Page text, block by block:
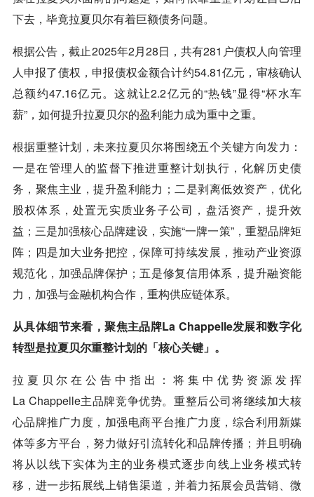
下去，毕竟拉夏贝尔有着巨额债务问题。
根据公告，截止2025年2月28日，共有281户债权人向管理
人申报了债权，申报债权金额合计约54.81亿元，审核确认
总额约47.16亿元。这就让2.2亿元的“热钱”显得“杯水车
薪”，如何提升拉夏贝尔的盈利能力成为重中之重。
根据重整计划，未来拉夏贝尔将围绕五个关键方向发力：
一是在管理人的监督下推进重整计划执行，化解历史债
务，聚焦主业，提升盈利能力；二是剥离低效资产，优化
股权体系，处置无实质业务子公司，盘活资产，提升效
益；三是加强核心品牌建设，实施“一牌一策”，重塑品牌矩
阵；四是加大业务把控，保障可持续发展，推动产业资源
规范化，加强品牌保护；五是修复信用体系，提升融资能
力，加强与金融机构合作，重构供应链体系。
从具体细节来看，聚焦主品牌La Chappelle发展和数字化
转型是拉夏贝尔重整计划的「核心关键」。
拉夏贝尔在公告中指出：将集中优势资源发挥
La Chappelle主品牌竞争优势。重整后公司将继续加大核
心品牌推广力度，加强电商平台推广力度，综合利用新媒
体等多方平台，努力做好引流转化和品牌传播；并且明确
将从以线下实体为主的业务模式逐步向线上业务模式转
移，进一步拓展线上销售渠道，并着力拓展会员营销、微